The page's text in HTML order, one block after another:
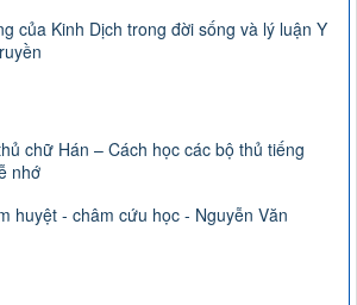
của Kinh Dịch trong đời sống và lý luận Y
chữ Hán – Cách học các bộ thủ tiếng
nhớ
huyệt - châm cứu học - Nguyễn Văn